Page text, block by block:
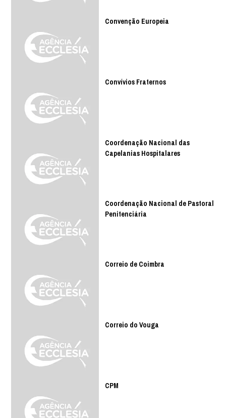
Convenção Europeia
Convívios Fraternos
Coordenação Nacional das
Capelanias Hospitalares
Coordenação Nacional de Pastoral
Penitenciária
Correio de Coimbra
Correio do Vouga
CPM